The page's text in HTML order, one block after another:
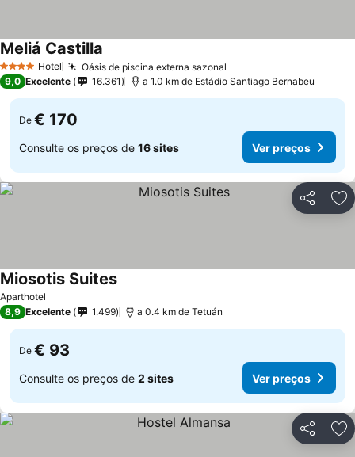
4 EstrelasHotel Oásis de piscina externa sazonal
Meliá Castilla
9,0 Excelente 16.361 a 1.0 km de Estádio Santiago Bernabeu
De € 170
Consulte os preços de 16 sites Ver preços
Partilhar
Aparthotel
Miosotis SuitesVer preços
8,9 Excelente 1.499 a 0.4 km de Tetuán
De € 93
Consulte os preços de 2 sites Ver preços
Partilhar